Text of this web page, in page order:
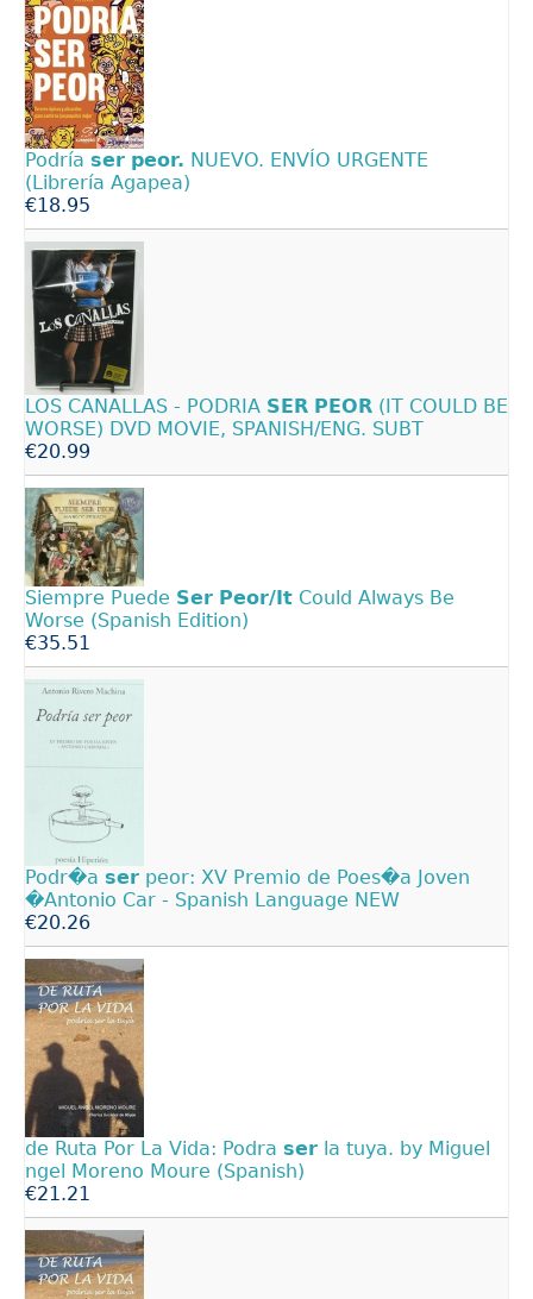
Podría ser peor. NUEVO. ENVÍO URGENTE
(Librería Agapea)
€18.95
LOS CANALLAS - PODRIA SER PEOR (IT COULD BE
WORSE) DVD MOVIE, SPANISH/ENG. SUBT
€20.99
Siempre Puede Ser Peor/It Could Always Be
Worse (Spanish Edition)
€35.51
Podr�a ser peor: XV Premio de Poes�a Joven
�Antonio Car - Spanish Language NEW
€20.26
de Ruta Por La Vida: Podra ser la tuya. by Miguel
ngel Moreno Moure (Spanish)
€21.21